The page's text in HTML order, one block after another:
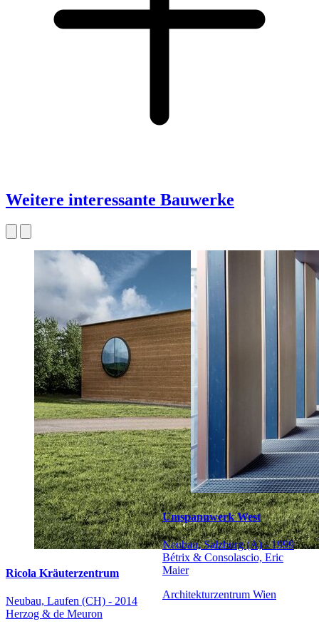
Weitere interessante Bauwerke
Ricola Kräuterzentrum
Neubau, Laufen (CH) - 2014
Herzog & de Meuron
Umspannwerk West
Neubau, Salzburg (A) - 1999
Bétrix & Consolascio, Eric
Maier
Architekturzentrum Wien